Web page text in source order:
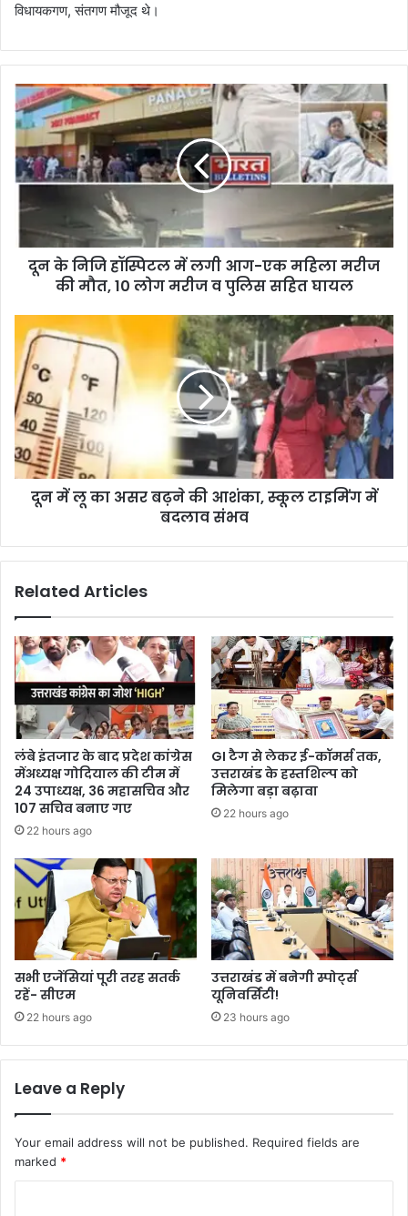
विधायकगण, संतगण मौजूद थे।
दून के निजि हॉस्पिटल में लगी आग-एक महिला मरीज
की मौत, 10 लोग मरीज व पुलिस सहित घायल
दून में लू का असर बढ़ने की आशंका, स्कूल टाइमिंग में
बदलाव संभव
Related Articles
लंबे इंतजार के बाद प्रदेश कांग्रेस
मेंअध्यक्ष गोदियाल की टीम में
24 उपाध्यक्ष, 36 महासचिव और
107 सचिव बनाए गए
22 hours ago
GI टैग से लेकर ई-कॉमर्स तक,
उत्तराखंड के हस्तशिल्प को
मिलेगा बड़ा बढ़ावा
22 hours ago
सभी एजेंसियां पूरी तरह सतर्क
रहें- सीएम
22 hours ago
उत्तराखंड में बनेगी स्पोर्ट्स
यूनिवर्सिटी!
23 hours ago
Leave a Reply
Your email address will not be published. Required fields are
marked *